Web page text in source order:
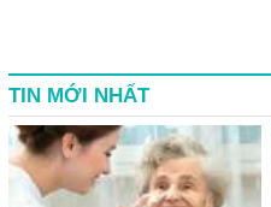
TIN MỚI NHẤT